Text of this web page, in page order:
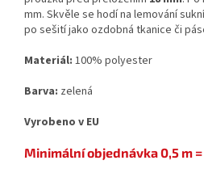
mm. Skvěle se hodí na lemování
po sešití jako ozdobná tkanice či
Materiál: 100% polyester
Barva: zelená
Vyrobeno v EU
Minimální objednávka 0,5 m